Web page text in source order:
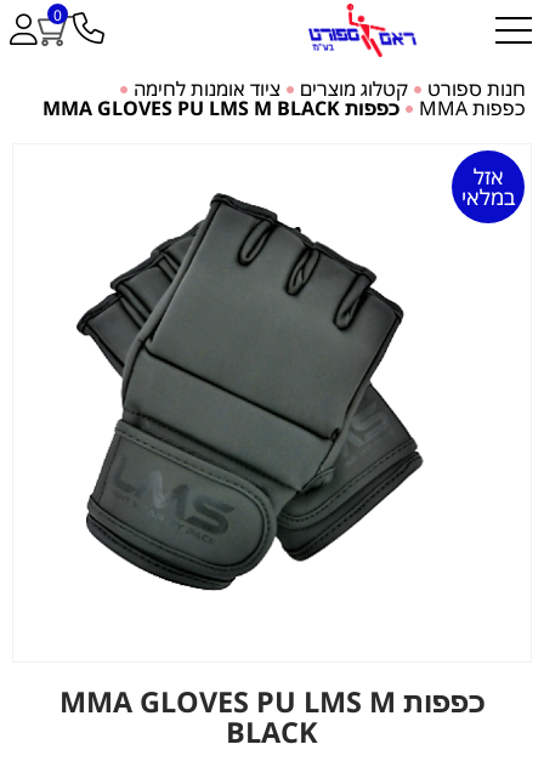
0
חנות ספורט קטלוג מוצרים ציוד אומנות לחימה
כפפות MMA כפפות MMA GLOVES PU LMS M BLACK
אזל
במלאי
כפפות MMA GLOVES PU LMS M
BLACK